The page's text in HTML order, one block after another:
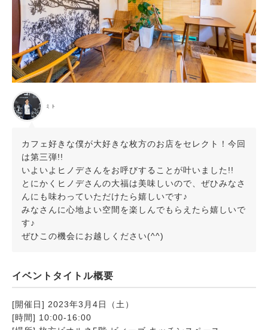
ミト
カフェ好きな僕が大好きな枚方のお店をセレクト！今回
は第三弾!!
いよいよヒノデさんをお呼びすることが叶いました!!
とにかくヒノデさんの大福は美味しいので、ぜひみなさ
んにも味わっていただけたら嬉しいです♪
みなさんに心地よい空間を楽しんでもらえたら嬉しいで
す♪
ぜひこの機会にお越しください(^^)
イベントタイトル概要
[開催日] 2023年3月4日（土）
[時間] 10:00-16:00